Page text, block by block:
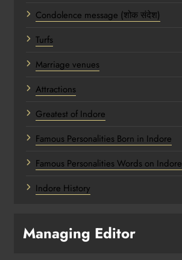
Condolence message (शोक संदेश)
Turfs
Marriage venues
Attractions
Greatest of Indore
Famous Personalities Born in Indore
Famous Personalities Words on Indore
Indore History
Managing Editor